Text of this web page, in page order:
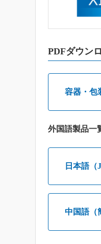
PDFダウン
容器・包
外国語製品一
日本語（
中国語（